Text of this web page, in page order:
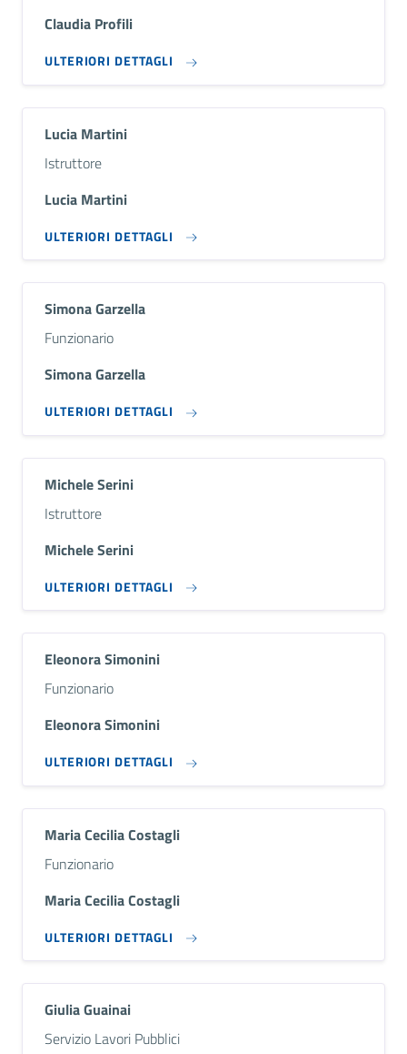
Claudia Profili
ULTERIORI DETTAGLI
Lucia Martini
Descrizione breve
Istruttore
Lucia Martini
ULTERIORI DETTAGLI
Simona Garzella
Descrizione breve
Funzionario
Simona Garzella
ULTERIORI DETTAGLI
Michele Serini
Descrizione breve
Istruttore
Michele Serini
ULTERIORI DETTAGLI
Eleonora Simonini
Descrizione breve
Funzionario
Eleonora Simonini
ULTERIORI DETTAGLI
Maria Cecilia Costagli
Descrizione breve
Funzionario
Maria Cecilia Costagli
ULTERIORI DETTAGLI
Giulia Guainai
Descrizione breve
Servizio Lavori Pubblici